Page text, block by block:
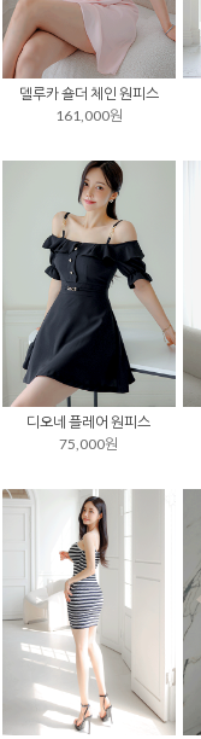
델루카 숄더 체인 원피스
161,000원
디오네 플레어 원피스
75,000원